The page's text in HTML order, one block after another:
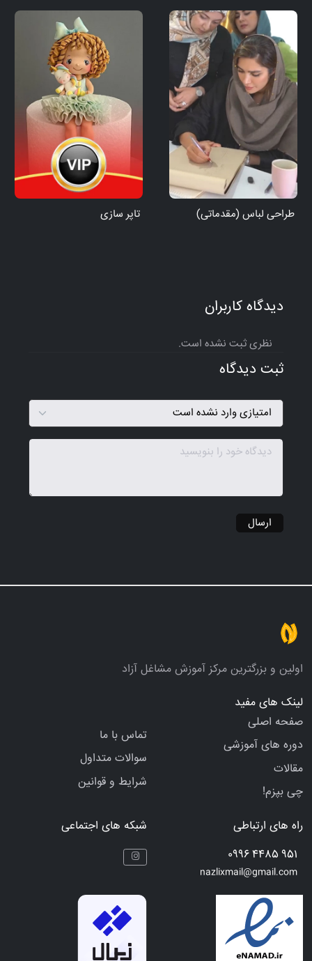
طراحی لباس (مقدماتی) تاپر سازی
دیدگاه کاربران
نظری ثبت نشده است.
ثبت دیدگاه
ارسال
اولین و بزرگترین مرکز آموزش مشاغل آزاد
لینک های مفید
صفحه اصلی
دوره های آموزشی
مقالات
چی بپزم!
تماس با ما
سوالات متداول
شرایط و قوانین
راه های ارتباطی
951 4485 0996
nazlixmail@gmail.com
شبکه های اجتماعی